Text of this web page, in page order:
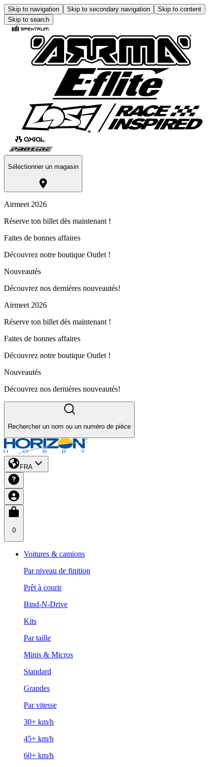
Skip to navigation Skip to secondary navigation
Skip to content
Skip to search
Sélectionner un magasin
Airmeet 2026
Réserve ton billet dès maintenant !
Faites de bonnes affaires
Découvrez notre boutique Outlet !
Nouveautés
Découvrez nos dernières nouveautés!
Airmeet 2026
Réserve ton billet dès maintenant !
Faites de bonnes affaires
Découvrez notre boutique Outlet !
Nouveautés
Découvrez nos dernières nouveautés!
Rechercher un nom ou un numéro de pièce
FRA
0
Voitures & camions
Par niveau de finition
Prêt à courir
Bind-N-Drive
Kits
Par taille
Minis & Micros
Standard
Grandes
Par vitesse
30+ km/h
45+ km/h
60+ km/h